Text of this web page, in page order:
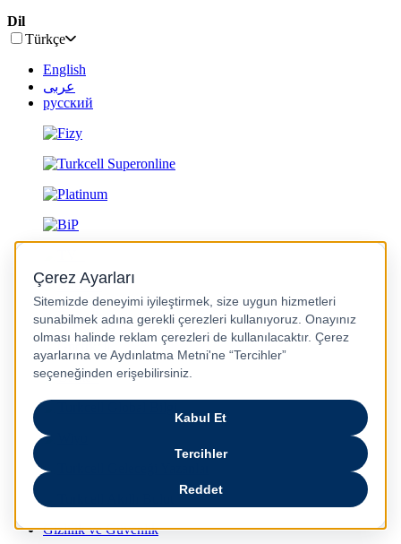
Dil
Türkçe
English
عربى
русский
Gizlilik ve Güvenlik